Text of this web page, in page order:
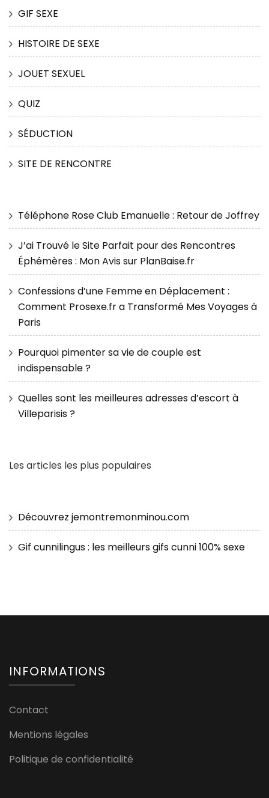
GIF SEXE
HISTOIRE DE SEXE
JOUET SEXUEL
QUIZ
SÉDUCTION
SITE DE RENCONTRE
Téléphone Rose Club Emanuelle : Retour de Joffrey
J’ai Trouvé le Site Parfait pour des Rencontres
Éphémères : Mon Avis sur PlanBaise.fr
Confessions d’une Femme en Déplacement :
Comment Prosexe.fr a Transformé Mes Voyages à
Paris
Pourquoi pimenter sa vie de couple est
indispensable ?
Quelles sont les meilleures adresses d’escort à
Villeparisis ?
Les articles les plus populaires
Découvrez jemontremonminou.com
Gif cunnilingus : les meilleurs gifs cunni 100% sexe
INFORMATIONS
Contact
Mentions légales
Politique de confidentialité